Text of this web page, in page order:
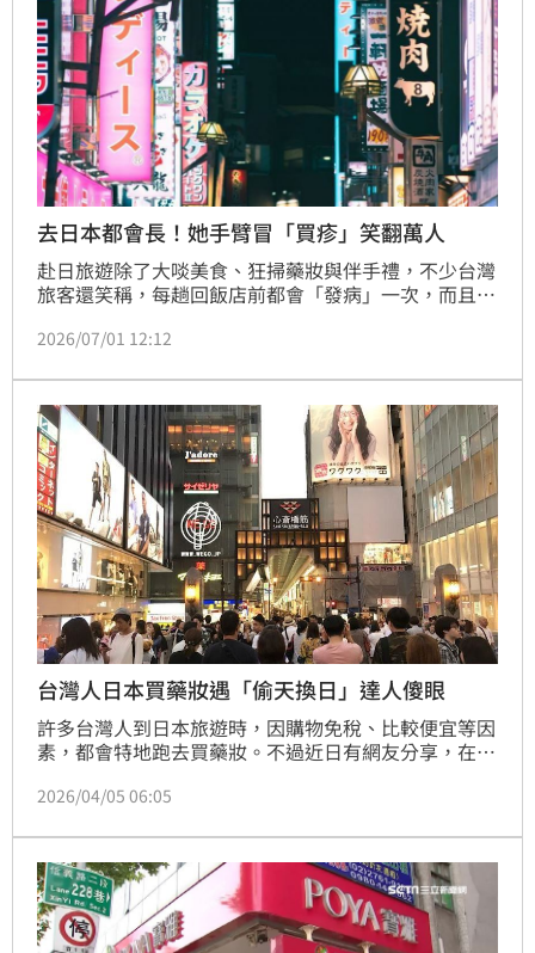
去日本都會長！她手臂冒「買疹」笑翻萬人
赴日旅遊除了大啖美食、狂掃藥妝與伴手禮，不少台灣
旅客還笑稱，每趟回飯店前都會「發病」一次，而且症
片，只見手臂出現一圈圈紅痕，引發大批網友笑翻，直
2026/07/01 12:12
台灣人日本買藥妝遇「偷天換日」達人傻眼
許多台灣人到日本旅遊時，因購物免稅、比較便宜等因
素，都會特地跑去買藥妝。不過近日有網友分享，在日
員，不然就得多買了自己不想要的商品。這起事件在網
琪）昨（4）日po文談及此事，他也傻眼直呼「我是真
的有嚇到」。
2026/04/05 06:05